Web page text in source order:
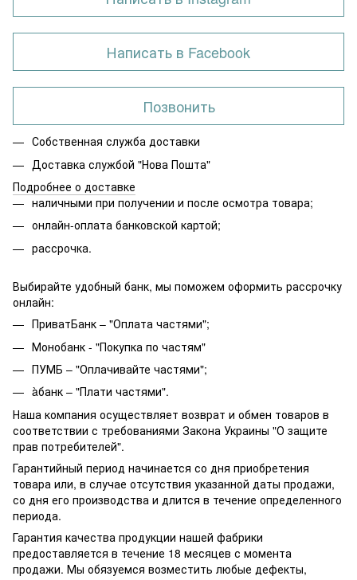
Написать в Facebook
Позвонить
Собственная служба доставки
Доставка службой "Нова Пошта"
Подробнее о доставке
наличными при получении и после осмотра товара;
онлайн-оплата банковской картой;
рассрочка.
Выбирайте удобный банк, мы поможем оформить рассрочку
онлайн:
ПриватБанк – "Оплата частями";
Монобанк - "Покупка по частям"
ПУМБ – "Оплачивайте частями";
àбанк – "Плати частями".
Наша компания осуществляет возврат и обмен товаров в
соответствии с требованиями Закона Украины "О защите
прав потребителей".
Гарантийный период начинается со дня приобретения
товара или, в случае отсутствия указанной даты продажи,
со дня его производства и длится в течение определенного
периода.
Гарантия качества продукции нашей фабрики
предоставляется в течение 18 месяцев с момента
продажи. Мы обязуемся возместить любые дефекты,